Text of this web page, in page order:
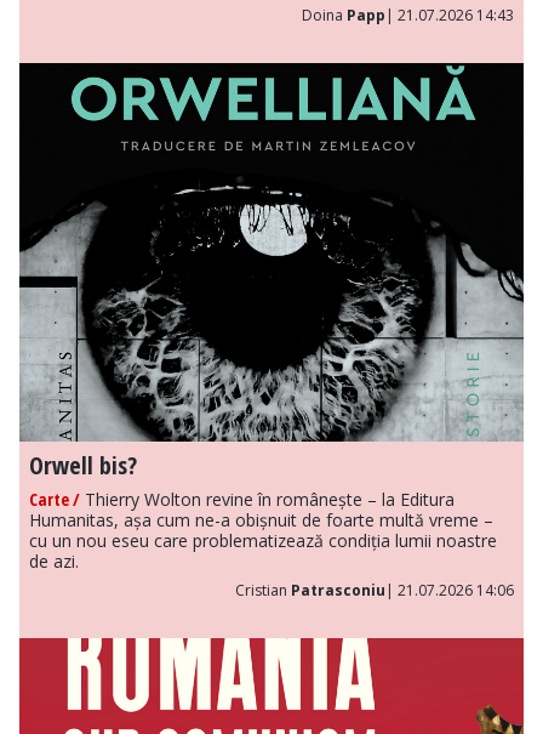
Doina Papp | 21.07.2026 14:43
Orwell bis?
Carte / Thierry Wolton revine în românește – la Editura
Humanitas, așa cum ne-a obișnuit de foarte multă vreme –
cu un nou eseu care problematizează condiția lumii noastre
de azi.
Cristian Patrasconiu | 21.07.2026 14:06